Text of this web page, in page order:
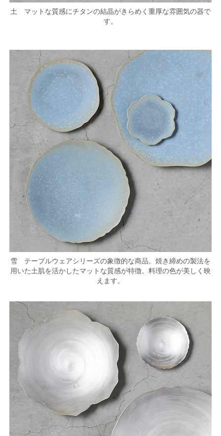
土 マットな質感にチタンの結晶がきらめく重厚な雰囲気の器で
す。
雪 テーブルウェアシリーズの象徴的な商品。焼き締めの製法を
用いた土肌を活かしたマットな質感が特徴。料理の色が美しく映
えます。